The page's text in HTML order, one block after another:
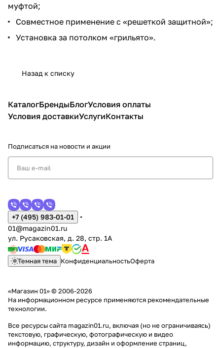
муфтой;
Совместное применение с «решеткой защитной»;
Установка за потолком «грильято».
Назад к списку
КаталогБрендыБлогУсловия оплаты
Условия доставкиУслугиКонтакты
Подписаться на новости и акции
+7 (495) 983-01-01
01@magazin01.ru
ул. Русаковская, д. 28, стр. 1А
Темная тема КонфиденциальностьОферта
«Магазин 01» © 2006-2026
На информационном ресурсе применяются рекомендательные
технологии.
Все ресурсы сайта magazin01.ru, включая (но не ограничиваясь)
текстовую, графическую, фотографическую и видео
информацию, структуру, дизайн и оформление страниц,